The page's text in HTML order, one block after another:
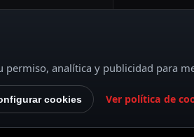
analítica y publicidad para
cookies Ver política de